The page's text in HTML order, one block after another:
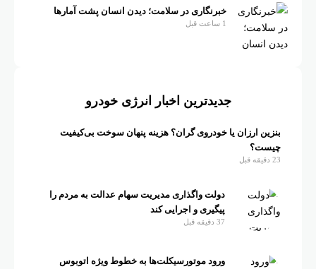
خبرنگاری در سلامت؛ دیدن انسان پشت آمارها
جدیدترین اخبار انرژی خودرو
بنزین ارزان یا خودروی گران؟ هزینه پنهان سوخت بی‌کیفیت
چیست؟
دولت واگذاری مدیریت سهام عدالت به مردم را
پیگیری و اجرایی کند
ورود موتورسیکلت‌ها به خطوط ویژه اتوبوس